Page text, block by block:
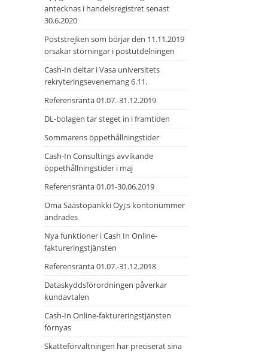
antecknas i handelsregistret senast
30.6.2020
Poststrejken som börjar den 11.11.2019
orsakar störningar i postutdelningen
Cash-In deltar i Vasa universitets
rekryteringsevenemang 6.11.
Referensränta 01.07.-31.12.2019
DL-bolagen tar steget in i framtiden
Sommarens öppethållningstider
Cash-In Consultings avvikande
öppethållningstider i maj
Referensränta 01.01-30.06.2019
Oma Säästöpankki Oyj:s kontonummer
ändrades
Nya funktioner i Cash In Online-
faktureringstjänsten
Referensränta 01.07.-31.12.2018
Dataskyddsförordningen påverkar
kundavtalen
Cash-In Online-faktureringstjänsten
förnyas
Skatteförvaltningen har preciserat sina